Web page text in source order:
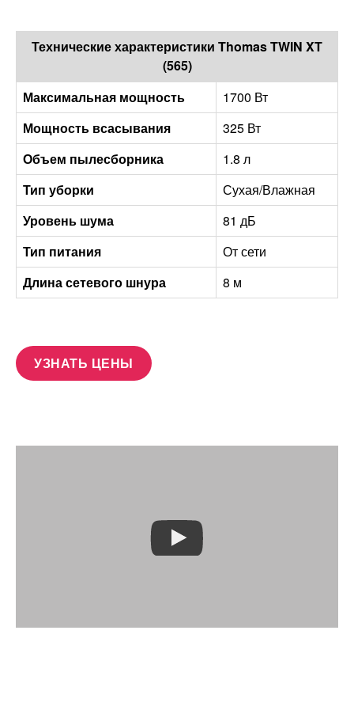
Технические характеристики Thomas TWIN XT
(565)
Максимальная мощность
1700 Вт
Мощность всасывания
325 Вт
Объем пылесборника
1.8 л
Тип уборки
Сухая/Влажная
Уровень шума
81 дБ
Тип питания
От сети
Длина сетевого шнура
8 м
УЗНАТЬ ЦЕНЫ